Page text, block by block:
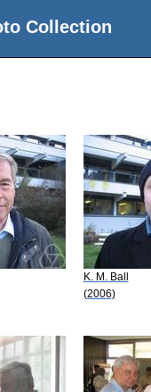
Collection
K. M. Ball
(2006)